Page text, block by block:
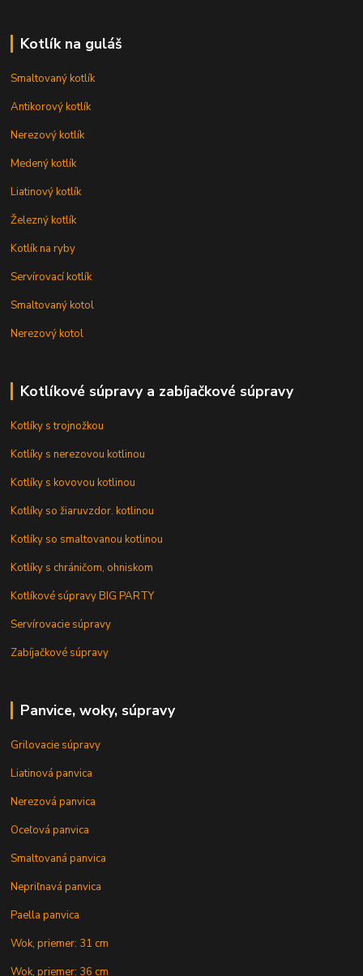
Kotlík na guláš
Smaltovaný kotlík
Antikorový kotlík
Nerezový kotlík
Medený kotlík
Liatinový kotlík
Železný kotlík
Kotlík na ryby
Servírovací kotlík
Smaltovaný kotol
Nerezový kotol
Kotlíkové súpravy a zabíjačkové súpravy
Kotlíky s trojnožkou
Kotlíky s nerezovou kotlinou
Kotlíky s kovovou kotlinou
Kotlíky so žiaruvzdor. kotlinou
Kotlíky so smaltovanou kotlinou
Kotlíky s chráničom, ohniskom
Kotlíkové súpravy BIG PARTY
Servírovacie súpravy
Zabíjačkové súpravy
Panvice, woky, súpravy
Grilovacie súpravy
Liatinová panvica
Nerezová panvica
Oceľová panvica
Smaltovaná panvica
Nepriľnavá panvica
Paella panvica
Wok, priemer: 31 cm
Wok, priemer: 36 cm